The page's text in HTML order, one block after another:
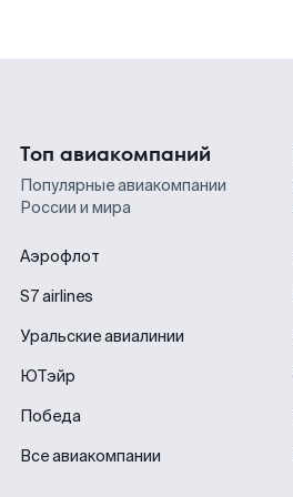
Топ авиакомпаний
Популярные авиакомпании
России и мира
Аэрофлот
S7 airlines
Уральские авиалинии
ЮТэйр
Победа
Все авиакомпании